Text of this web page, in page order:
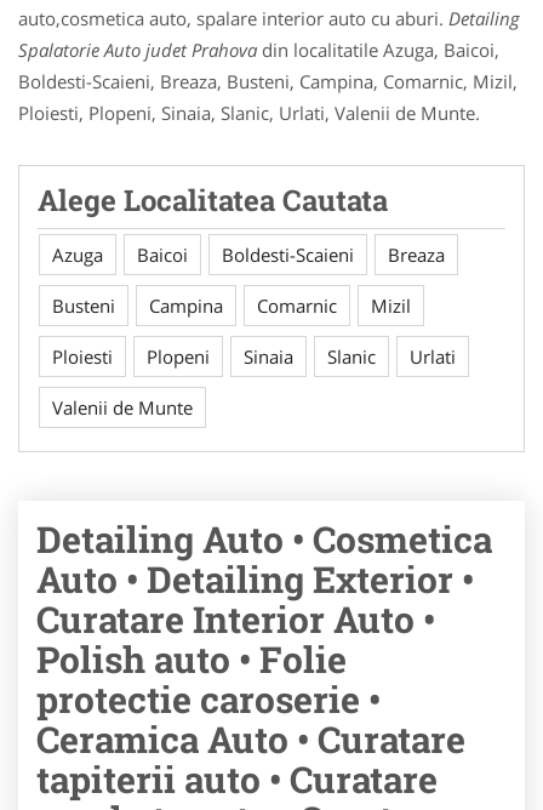
auto,cosmetica auto, spalare interior auto cu aburi. Detailing
Spalatorie Auto judet Prahova din localitatile Azuga, Baicoi,
Boldesti-Scaieni, Breaza, Busteni, Campina, Comarnic, Mizil,
Ploiesti, Plopeni, Sinaia, Slanic, Urlati, Valenii de Munte.
Alege Localitatea Cautata
Azuga Baicoi Boldesti-Scaieni Breaza
Busteni Campina Comarnic Mizil
Ploiesti Plopeni Sinaia Slanic Urlati
Valenii de Munte
Detailing Auto • Cosmetica
Auto • Detailing Exterior •
Curatare Interior Auto •
Polish auto • Folie
protectie caroserie •
Ceramica Auto • Curatare
tapiterii auto • Curatare